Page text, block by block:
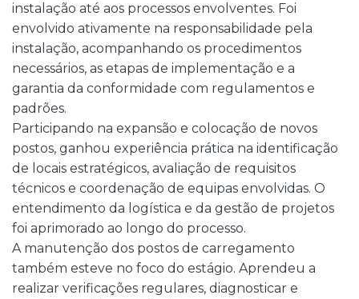
instalação até aos processos envolventes. Foi
envolvido ativamente na responsabilidade pela
instalação, acompanhando os procedimentos
necessários, as etapas de implementação e a
garantia da conformidade com regulamentos e
padrões.
Participando na expansão e colocação de novos
postos, ganhou experiência prática na identificação
de locais estratégicos, avaliação de requisitos
técnicos e coordenação de equipas envolvidas. O
entendimento da logística e da gestão de projetos
foi aprimorado ao longo do processo.
A manutenção dos postos de carregamento
também esteve no foco do estágio. Aprendeu a
realizar verificações regulares, diagnosticar e